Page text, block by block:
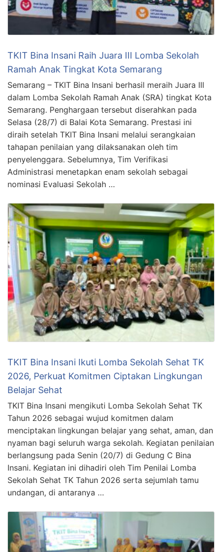
TKIT Bina Insani Raih Juara III Lomba Sekolah
Ramah Anak Tingkat Kota Semarang
Semarang – TKIT Bina Insani berhasil meraih Juara III
dalam Lomba Sekolah Ramah Anak (SRA) tingkat Kota
Semarang. Penghargaan tersebut diserahkan pada
Selasa (28/7) di Balai Kota Semarang. Prestasi ini
diraih setelah TKIT Bina Insani melalui serangkaian
tahapan penilaian yang dilaksanakan oleh tim
penyelenggara. Sebelumnya, Tim Verifikasi
Administrasi menetapkan enam sekolah sebagai
nominasi Evaluasi Sekolah …
TKIT Bina Insani Ikuti Lomba Sekolah Sehat TK
2026, Perkuat Komitmen Ciptakan Lingkungan
Belajar Sehat
TKIT Bina Insani mengikuti Lomba Sekolah Sehat TK
Tahun 2026 sebagai wujud komitmen dalam
menciptakan lingkungan belajar yang sehat, aman, dan
nyaman bagi seluruh warga sekolah. Kegiatan penilaian
berlangsung pada Senin (20/7) di Gedung C Bina
Insani. Kegiatan ini dihadiri oleh Tim Penilai Lomba
Sekolah Sehat TK Tahun 2026 serta sejumlah tamu
undangan, di antaranya …